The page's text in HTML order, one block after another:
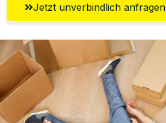
Jetzt unverbindlich anfragen